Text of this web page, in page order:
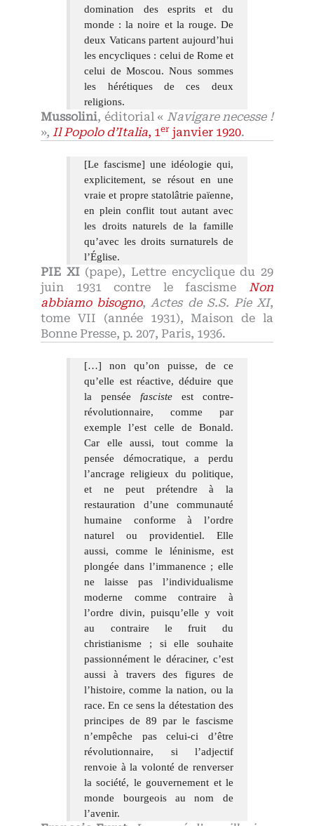
domination des esprits et du
monde : la noire et la rouge. De
deux Vaticans partent aujourd’hui
les encycliques : celui de Rome et
celui de Moscou. Nous sommes
les hérétiques de ces deux
religions.
Mussolini, éditorial « Navigare necesse !
», Il Popolo d’Italia, 1er janvier 1920.
[Le fascisme] une idéologie qui,
explicitement, se résout en une
vraie et propre statolâtrie païenne,
en plein conflit tout autant avec
les droits naturels de la famille
qu’avec les droits surnaturels de
l’Église.
PIE XI(pape), Lettre encyclique du 29
juin 1931 contre le fascisme
Non
abbiamo bisogno, Actes de S.S. Pie XI,
tome VII (année 1931), Maison de la
Bonne Presse, p. 207, Paris, 1936.
[…] non qu’on puisse, de ce
qu’elle est réactive, déduire que
la pensée fasciste est contre-
révolutionnaire, comme par
exemple l’est celle de Bonald.
Car elle aussi, tout comme la
pensée démocratique, a perdu
l’ancrage religieux du politique,
et ne peut prétendre à la
restauration d’une communauté
humaine conforme à l’ordre
naturel ou providentiel. Elle
aussi, comme le léninisme, est
plongée dans l’immanence ; elle
ne laisse pas l’individualisme
moderne comme contraire à
l’ordre divin, puisqu’elle y voit
au contraire le fruit du
christianisme ; si elle souhaite
passionnément le déraciner, c’est
aussi à travers des figures de
l’histoire, comme la nation, ou la
race. En ce sens la détestation des
principes de 89 par le fascisme
n’empêche pas celui-ci d’être
révolutionnaire, si l’adjectif
renvoie à la volonté de renverser
la société, le gouvernement et le
monde bourgeois au nom de
l’avenir.